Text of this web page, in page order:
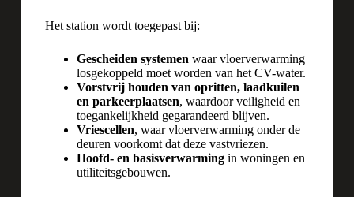
Het station wordt toegepast bij:
Gescheiden systemen waar vloerverwarming
losgekoppeld moet worden van het CV-water.
Vorstvrij houden van opritten, laadkuilen
en parkeerplaatsen, waardoor veiligheid en
toegankelijkheid gegarandeerd blijven.
Vriescellen, waar vloerverwarming onder de
deuren voorkomt dat deze vastvriezen.
Hoofd- en basisverwarmingin woningen en
utiliteitsgebouwen.